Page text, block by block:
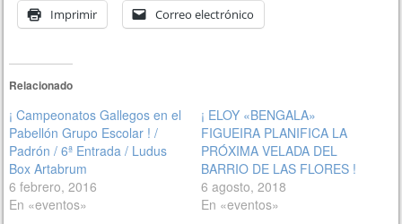
Imprimir Correo electrónico
Relacionado
¡ Campeonatos Gallegos en el
Pabellón Grupo Escolar ! /
Padrón / 6ª Entrada / Ludus
Box Artabrum
6 febrero, 2016
En «eventos»
¡ ELOY «BENGALA»
FIGUEIRA PLANIFICA LA
PRÓXIMA VELADA DEL
BARRIO DE LAS FLORES !
6 agosto, 2018
En «eventos»